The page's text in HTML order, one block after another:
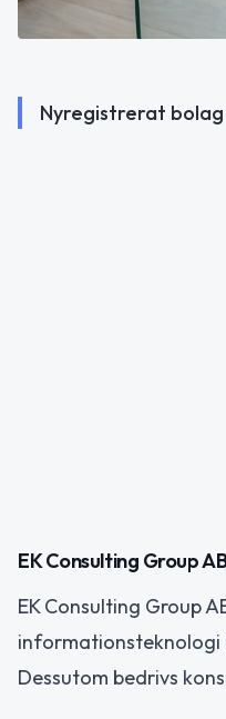
Nyregistrerat bolag
EK Consulting Group
EK Consulting Group
informationsteknologi
Dessutom bedrivs